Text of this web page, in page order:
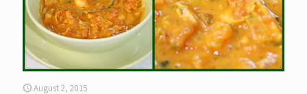
August 2, 2015